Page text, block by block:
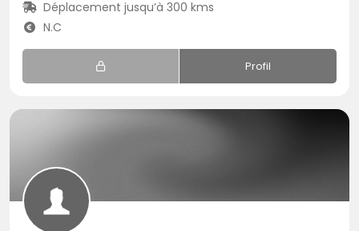
Déplacement jusqu’à 300 kms
N.C
Profil